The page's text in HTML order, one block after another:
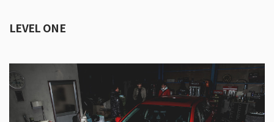
LEVEL ONE